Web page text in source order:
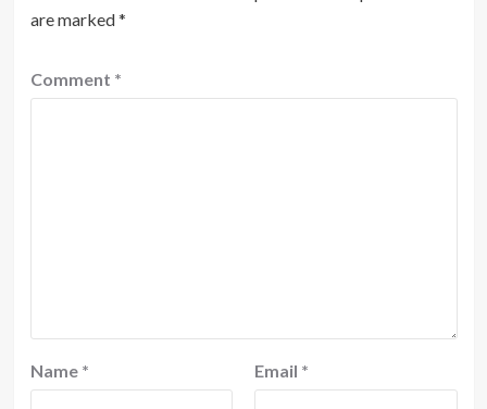
are marked*
Comment *
Name * Email *